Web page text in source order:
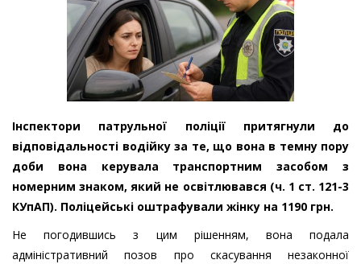
Інспектори патрульної поліції притягнули до
відповідальності водійку за те, що вона в темну пору
доби вона керувала транспортним засобом з
номерним знаком, який не освітлювався (ч. 1 ст. 121-3
КУпАП). Поліцейські оштрафували жінку на 1190 грн.
Не погодившись з цим рішенням, вона подала
адміністративний позов про скасування незаконної